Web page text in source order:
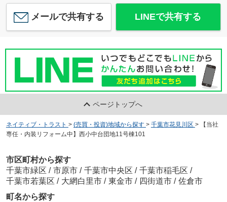
メールで共有する LINEで共有する
ページトップへ
ネイティブ・トラスト > (売買・投資)地域から探す > 千葉市花見川区 >
【当社
専任・内装リフォーム中】西小中台団地11号棟101
市区町村から探す
千葉市緑区 / 市原市 / 千葉市中央区 / 千葉市稲毛区 /
千葉市若葉区 / 大網白里市 / 東金市 / 四街道市 / 佐倉市
町名から探す